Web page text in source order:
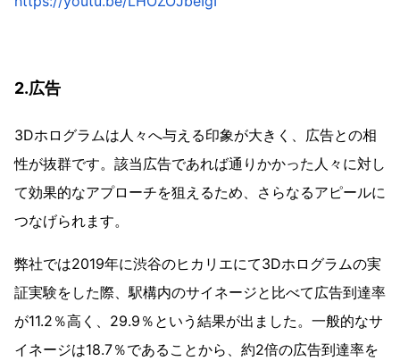
2.広告
3Dホログラムは人々へ与える印象が大きく、広告との相
性が抜群です。該当広告であれば通りかかった人々に対し
て効果的なアプローチを狙えるため、さらなるアピールに
つなげられます。
弊社では2019年に渋谷のヒカリエにて3Dホログラムの実
証実験をした際、駅構内のサイネージと比べて広告到達率
が11.2％高く、29.9％という結果が出ました。一般的なサ
イネージは18.7％であることから、約2倍の広告到達率を